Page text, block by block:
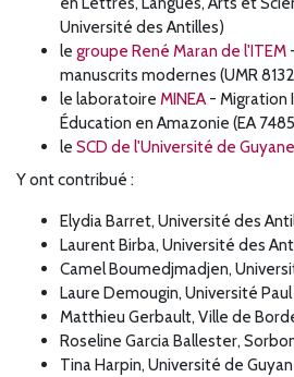
Université des Antilles)
le groupe René Maran de l'ITEM
manuscrits modernes (UMR 8132
le laboratoire MINEA- Migration
Éducation en Amazonie (EA
le SCD de l'Université de Guyane
Y ont contribué :
Elydia Barret, Université des
Laurent Birba, Université des
Camel Boumedjmadjen,
Laure Demougin,Université
Matthieu Gerbault, Ville de
Roseline Garcia Ballester,
Tina Harpin, Université de